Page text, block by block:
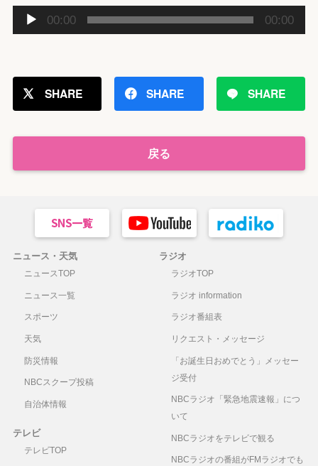
声
ー
ヤ
ー
00:00 00:00
SHARE SHARE SHARE
戻る
ニュース・天気
ニュースTOP
ニュース一覧
スポーツ
天気
防災情報
NBCスクープ投稿
自治体情報
テレビ
テレビTOP
ラジオ
ラジオTOP
ラジオ information
ラジオ番組表
リクエスト・メッセージ
「お誕生日おめでとう」メッセー
ジ受付
NBCラジオ「緊急地震速報」につ
いて
NBCラジオをテレビで観る
NBCラジオの番組がFMラジオでも